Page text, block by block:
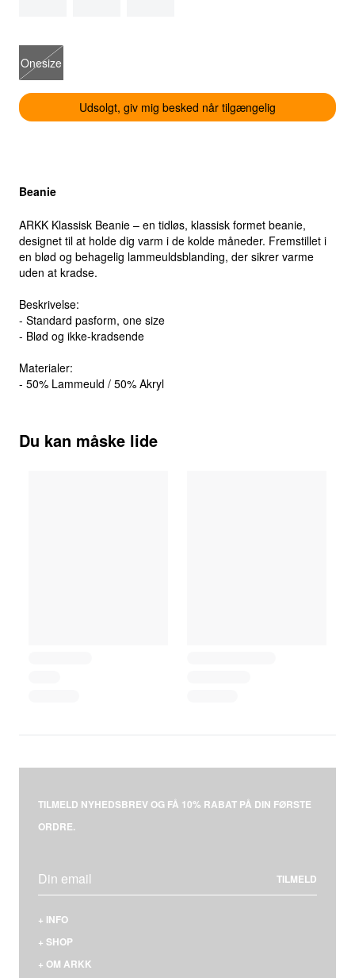
Onesize
Udsolgt, giv mig besked når tilgængelig
Beanie
ARKK Klassisk Beanie – en tidløs, klassisk formet beanie,
designet til at holde dig varm i de kolde måneder. Fremstillet i
en blød og behagelig lammeuldsblanding, der sikrer varme
uden at kradse.
Beskrivelse:
- Standard pasform, one size
- Blød og ikke-kradsende
Materialer:
- 50% Lammeuld / 50% Akryl
Du kan måske lide
TILMELD NYHEDSBREV OG FÅ 10% RABAT PÅ DIN FØRSTE
ORDRE.
TILMELD
+ INFO
KONTAKT
LEVERING & BETALING
+ SHOP
MÆND
+ OM ARKK